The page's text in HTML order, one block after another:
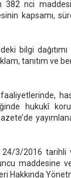
382 nci
kapsamı,
bilgi
tanıtım ve
hukukî
3/2016 tarihli
maddesine
Hakkında